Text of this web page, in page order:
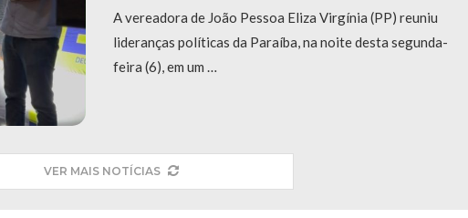
A vereadora de João Pessoa Eliza Virgínia (PP) reuniu
lideranças políticas da Paraíba, na noite desta segunda-
feira (6), em um …
VER MAIS NOTÍCIAS